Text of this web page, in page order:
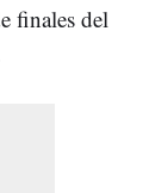
finales del